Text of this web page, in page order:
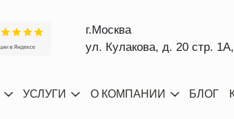
г.Москва
ул. Кулакова, д. 20 стр.
УСЛУГИ О КОМПАНИИ БЛОГ